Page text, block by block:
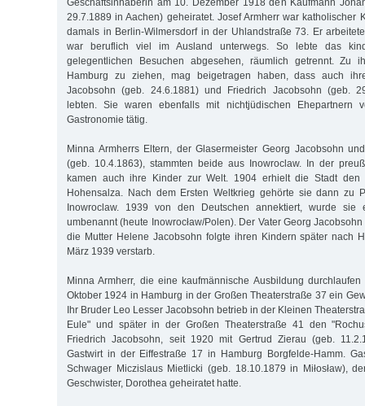
Geschäftsinhaberin am 10. Dezember 1918 den Kaufmann
29.7.1889 in Aachen) geheiratet. Josef Armherr war katholischer
damals in Berlin-Wilmersdorf in der Uhlandstraße 73. Er
war beruflich viel im Ausland unterwegs. So lebte das
gelegentlichen Besuchen abgesehen, räumlich getrennt. Zu
Hamburg zu ziehen, mag beigetragen haben, dass auch
Jacobsohn (geb. 24.6.1881) und Friedrich Jacobsohn (geb.
lebten. Sie waren ebenfalls mit nichtjüdischen Ehepartnern
Gastronomie tätig.
Minna Armherrs Eltern, der Glasermeister Georg Jacobsohn
(geb. 10.4.1863), stammten beide aus Inowroclaw. In der
kamen auch ihre Kinder zur Welt. 1904 erhielt die Stadt den
Hohensalza. Nach dem Ersten Weltkrieg gehörte sie dann zu
Inowroclaw. 1939 von den Deutschen annektiert, wurde sie
umbenannt (heute Inowrocław/Polen). Der Vater Georg
die Mutter Helene Jacobsohn folgte ihren Kindern später nach
März 1939 verstarb.
Minna Armherr, die eine kaufmännische Ausbildung
Oktober 1924 in Hamburg in der Großen Theaterstraße 37 ein
Ihr Bruder Leo Lesser Jacobsohn betrieb in der Kleinen
Eule" und später in der Großen Theaterstraße 41 den
Friedrich Jacobsohn, seit 1920 mit Gertrud Zierau (geb.
Gastwirt in der Eiffestraße 17 in Hamburg Borgfelde-Hamm.
Schwager Miczislaus Mietlicki (geb. 18.10.1879 in Miłosław),
Geschwister, Dorothea geheiratet hatte.